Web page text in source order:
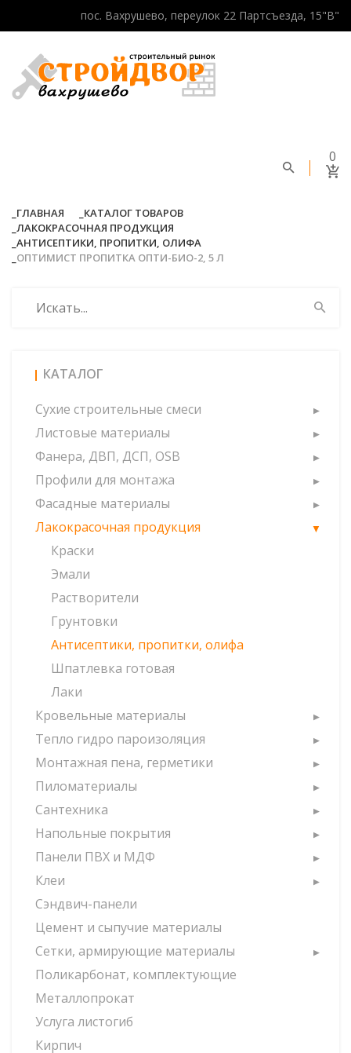
пос. Вахрушево, переулок 22 Партсъезда, 15"В"
0
ГЛАВНАЯ
КАТАЛОГ ТОВАРОВ
ЛАКОКРАСОЧНАЯ ПРОДУКЦИЯ
АНТИСЕПТИКИ, ПРОПИТКИ, ОЛИФА
ОПТИМИСТ ПРОПИТКА ОПТИ-БИО-2, 5 Л
КАТАЛОГ
Сухие строительные смеси
Листовые материалы
Фанера, ДВП, ДСП, OSB
Профили для монтажа
Фасадные материалы
Лакокрасочная продукция
Краски
Эмали
Растворители
Грунтовки
Антисептики, пропитки, олифа
Шпатлевка готовая
Лаки
Кровельные материалы
Тепло гидро пароизоляция
Монтажная пена, герметики
Пиломатериалы
Сантехника
Напольные покрытия
Панели ПВХ и МДФ
Клеи
Сэндвич-панели
Цемент и сыпучие материалы
Сетки, армирующие материалы
Поликарбонат, комплектующие
Металлопрокат
Услуга листогиб
Кирпич